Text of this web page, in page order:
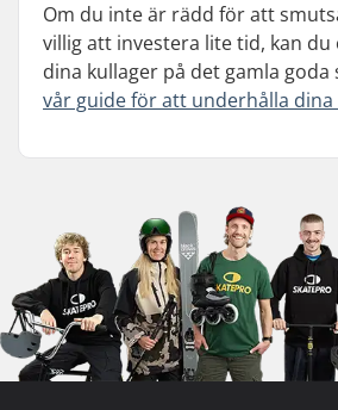
Om du inte är rädd för att
villig att investera lite tid, kan du
dina kullager på det gamla goda
vår guide för att underhålla dina